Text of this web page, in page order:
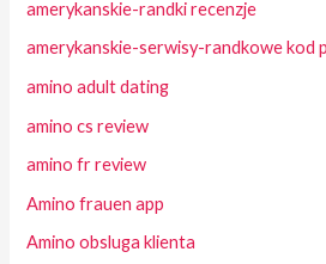
amerykanskie-randki recenzje
amerykanskie-serwisy-randkowe kod
amino adult dating
amino cs review
amino fr review
Amino frauen app
Amino obsluga klienta